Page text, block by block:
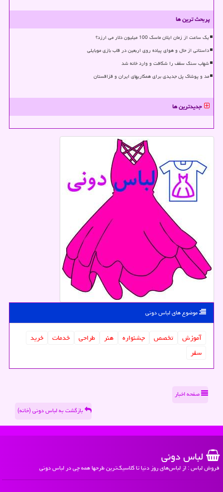
پربحث ترین ها
یک ساعت از زمان ایلان ماسک 100 میلیون دلار می ارزد؟
داستانی از حال و هوای پیاده روی اربعین در قاب بازی موبایلی
شهاب سنگ سقف را شکافت و وارد خانه شد
مد و پوشاک پل جدیدی برای همکاریهای ایران و قزاقستان
جدیدترین ها
موضوع های لباس دونی
آموزش تخصص جشنواره هنر طراحی خدمات
خرید
سفر
صفحه اخبار
بازگشت به لباس دونی (خانه)
لباس دونی
فروش لباس : از لباس‌های روز دنیا تا کلاسیک‌ترین طرحها همه چی در لباس دونی